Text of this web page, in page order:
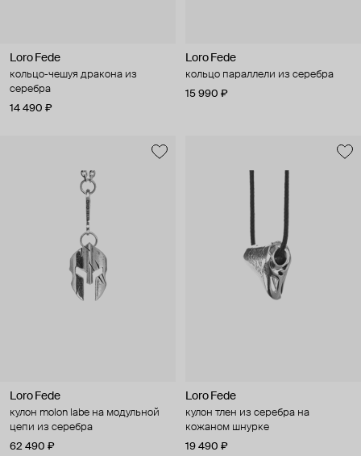
Loro Fede
кольцо-чешуя дракона из
серебра
14 490 ₽
Loro Fede
кольцо параллели из серебра
15 990 ₽
Loro Fede
кулон molon labe на модульной
цепи из серебра
62 490 ₽
Loro Fede
кулон тлен из серебра на
кожаном шнурке
19 490 ₽